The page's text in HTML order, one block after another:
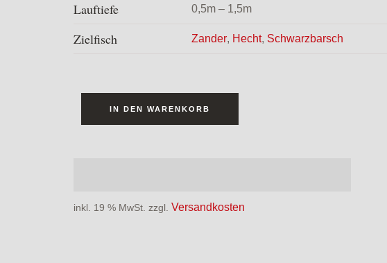
Lauftiefe 0,5m – 1,5m
Zielfisch Zander, Hecht, Schwarzbarsch
IN DEN WARENKORB
inkl. 19 % MwSt. zzgl. Versandkosten